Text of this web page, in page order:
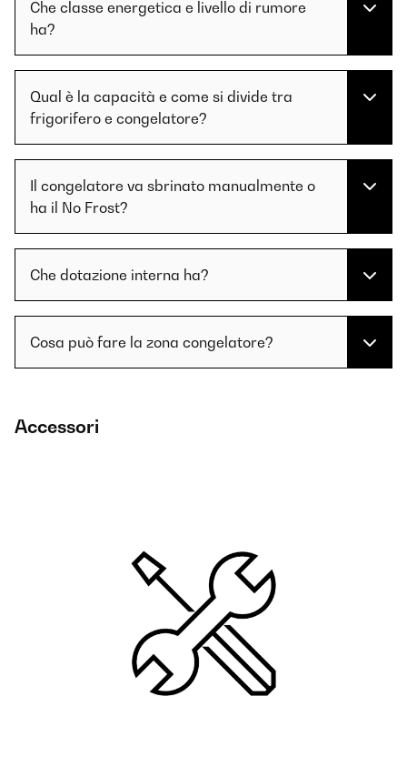
Che classe energetica e livello di rumore
ha?
Qual è la capacità e come si divide tra
frigorifero e congelatore?
Il congelatore va sbrinato manualmente o
ha il No Frost?
Che dotazione interna ha?
Cosa può fare la zona congelatore?
Accessori